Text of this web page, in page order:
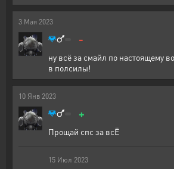
3 Мая 2023
-
ну всё за смайл по настоящему
в полсилы!
10 Янв 2023
+
Прощай спс за всЁ
15 Июл 2023